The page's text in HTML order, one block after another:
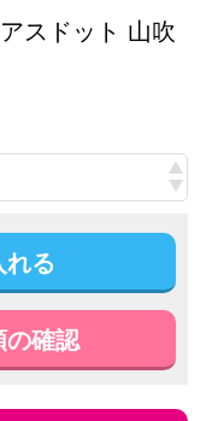
スドット 山吹
れる
の確認